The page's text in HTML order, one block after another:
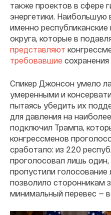
также проектов в сфере
энергетики. Наибольшую
именно
округа, которые в
представляют
требовавшие сохранения
Спикер Джонсон умело
умеренными и
пытаясь убедить их
для давления на
подключил Трампа,
конгрессменов
сработало: из 220
проголосовал лишь
пропустили
позволило сторонникам
минимальный перевес —